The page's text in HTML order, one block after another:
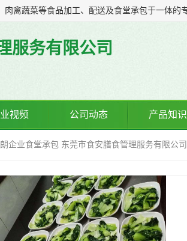
服务有限公司
视频 公司动态 产品知识
企业食堂承包 东莞市食安膳食管理服务有限公司